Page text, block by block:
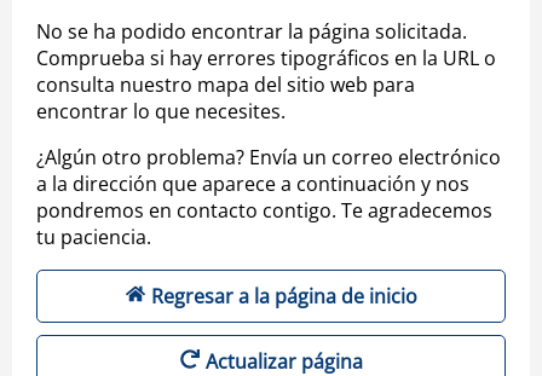
No se ha podido encontrar la página solicitada.
Comprueba si hay errores tipográficos en la URL o
consulta nuestro mapa del sitio web para
encontrar lo que necesites.
¿Algún otro problema? Envía un correo electrónico
a la dirección que aparece a continuación y nos
pondremos en contacto contigo. Te agradecemos
tu paciencia.
Regresar a la página de inicio
Actualizar página